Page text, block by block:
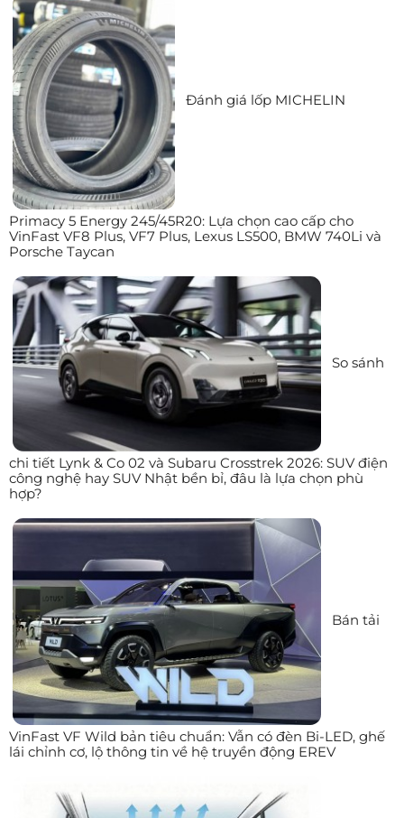
Đánh giá lốp MICHELIN
Primacy 5 Energy 245/45R20: Lựa chọn cao cấp cho
VinFast VF8 Plus, VF7 Plus, Lexus LS500, BMW 740Li và
Porsche Taycan
So sánh
chi tiết Lynk & Co 02 và Subaru Crosstrek 2026: SUV điện
công nghệ hay SUV Nhật bền bỉ, đâu là lựa chọn phù
hợp?
Bán tải
VinFast VF Wild bản tiêu chuẩn: Vẫn có đèn Bi-LED, ghế
lái chỉnh cơ, lộ thông tin về hệ truyền động EREV